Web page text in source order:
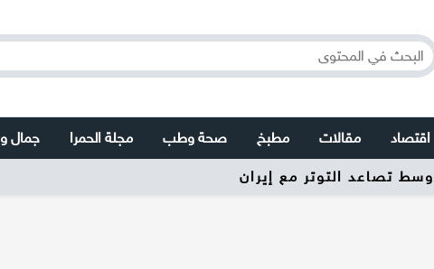
اقتصاد مقالات مطبخ صحة وطب مجلة الحمرا جمال
تصاعد التوتر مع إيران